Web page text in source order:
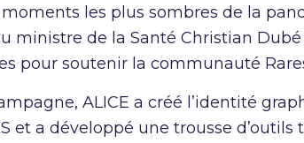
les plus sombres de la
ministre de la Santé Christian
pour soutenir la communauté
ALICE a créé l’identité
et a développé une trousse